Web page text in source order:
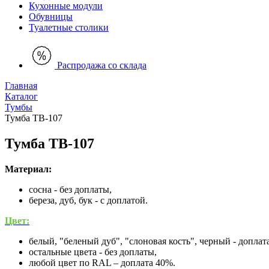
Кухонные модули
Обувницы
Туалетные столики
Распродажа со склада
Главная
Каталог
Тумбы
Тумба ТВ-107
Тумба ТВ-107
Материал:
сосна - без доплаты,
береза, дуб, бук - с доплатой.
Цвет:
белый, "беленый дуб", "слоновая кость", черный -
остальные цвета - без доплаты,
любой цвет по RAL – доплата 40%.